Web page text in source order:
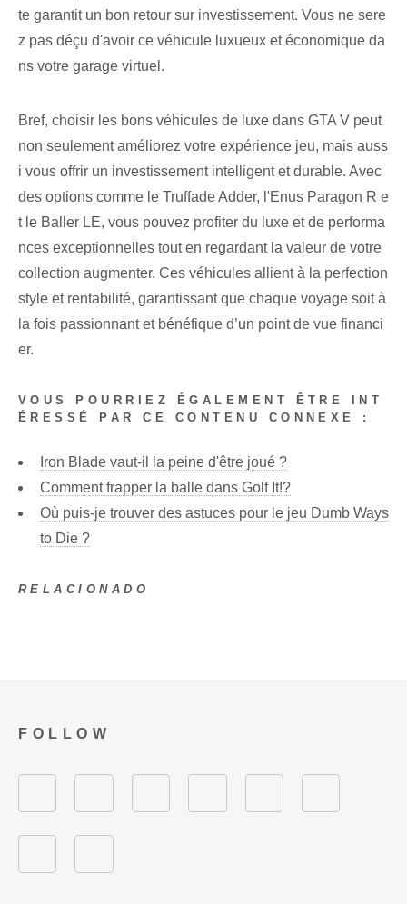
te garantit un bon retour sur investissement. Vous ne sere
z pas déçu d'avoir ce véhicule luxueux et économique da
ns votre garage virtuel.
Bref, choisir les bons véhicules de luxe dans GTA V peut
non seulementaméliorez votre expérience jeu, mais auss
i vous offrir un investissement intelligent et durable⁢. Avec
des options comme le Truffade Adder, l'Enus⁢ Paragon R e
t le Baller LE, vous pouvez profiter du luxe et de performa
nces exceptionnelles tout en regardant la valeur de votre
collection augmenter. Ces véhicules allient à la perfection
style et rentabilité, garantissant que chaque voyage soit à
la fois passionnant et bénéfique d’un point de vue financi
er.
VOUS POURRIEZ ÉGALEMENT ÊTRE INT
ÉRESSÉ PAR CE CONTENU CONNEXE :
Iron Blade vaut-il la peine d'être joué ?
Comment frapper la balle dans Golf It!?
Où puis-je trouver des astuces pour le jeu Dumb Ways
to Die ?
RELACIONADO
FOLLOW